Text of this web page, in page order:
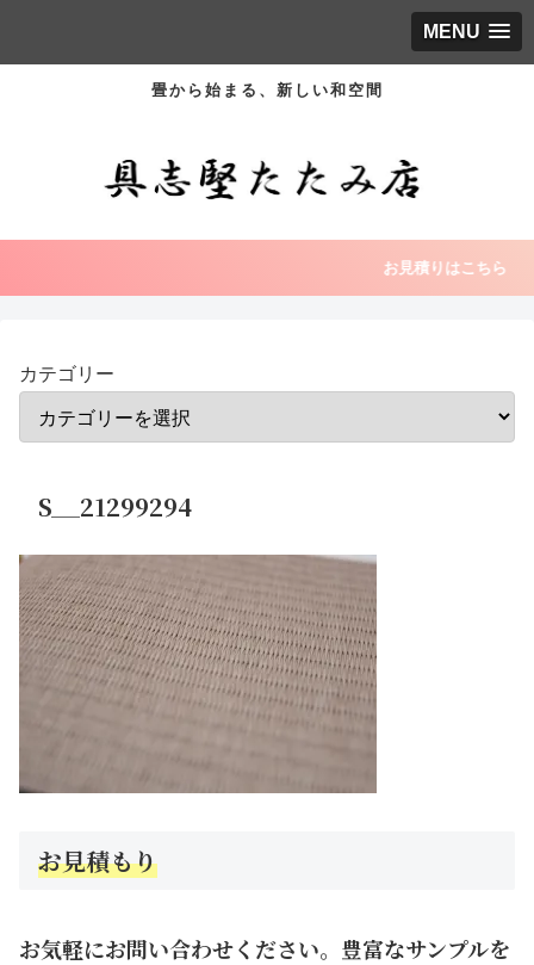
MENU
畳から始まる、新しい和空間
お見積りはこちら
カテゴリー
S__21299294
お見積もり
お気軽にお問い合わせください。豊富なサンプルを